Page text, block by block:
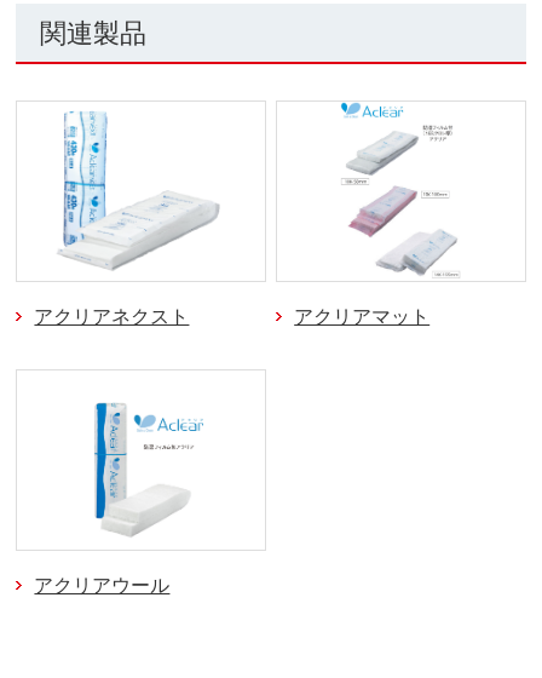
関連製品
アクリアネクスト アクリアマット
アクリアウール